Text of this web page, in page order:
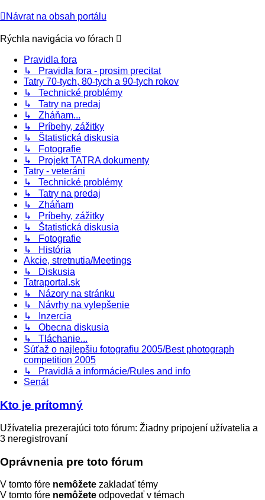
Návrat na obsah portálu
Rýchla navigácia vo fórach
Pravidla fora
↳ Pravidla fora - prosim precitat
Tatry 70-tych, 80-tych a 90-tych rokov
↳ Technické problémy
↳ Tatry na predaj
↳ Zháňam...
↳ Príbehy, zážitky
↳ Štatistická diskusia
↳ Fotografie
↳ Projekt TATRA dokumenty
Tatry - veteráni
↳ Technické problémy
↳ Tatry na predaj
↳ Zháňam
↳ Príbehy, zážitky
↳ Štatistická diskusia
↳ Fotografie
↳ História
Akcie, stretnutia/Meetings
↳ Diskusia
Tatraportal.sk
↳ Názory na stránku
↳ Návrhy na vylepšenie
↳ Inzercia
↳ Obecna diskusia
↳ Tláchanie...
Súťaž o najlepšiu fotografiu 2005/Best photograph
competition 2005
↳ Pravidlá a informácie/Rules and info
Senát
Kto je prítomný
Užívatelia prezerajúci toto fórum: Žiadny pripojení užívatelia a
3 neregistrovaní
Oprávnenia pre toto fórum
V tomto fóre nemôžete zakladať témy
V tomto fóre nemôžete odpovedať v témach